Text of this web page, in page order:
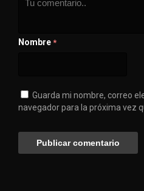
Nombre *
Guarda mi nombre, correo
navegador para la próxima vez